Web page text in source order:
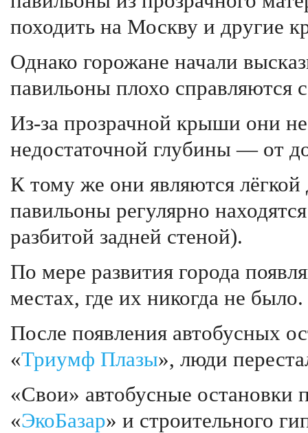
походить на Москву и другие
Однако горожане начали
павильоны плохо
Из-за прозрачной крыши они
недостаточной глубины — от
К тому же они являются лёгкой
павильоны регулярно
разбитой задней стеной).
По мере развития города
местах, где их никогда не было.
После появления автобусных
«Триумф Плазы», люди
«Свои» автобусные остановки
«ЭкоБазар» и строительного